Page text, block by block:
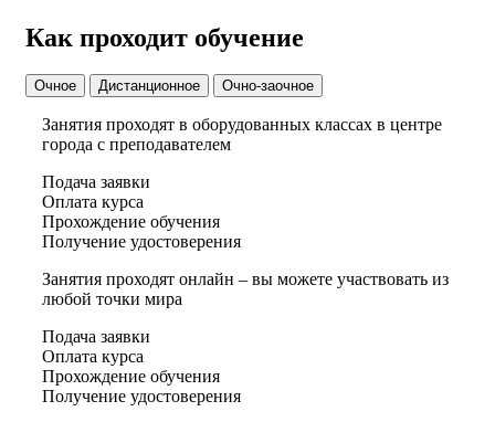
Как проходит обучение
Очное Дистанционное Очно-заочное
Занятия проходят в оборудованных классах в центре
города с преподавателем
Подача заявки
Оплата курса
Прохождение обучения
Получение удостоверения
Занятия проходят онлайн – вы можете участвовать из
любой точки мира
Подача заявки
Оплата курса
Прохождение обучения
Получение удостоверения